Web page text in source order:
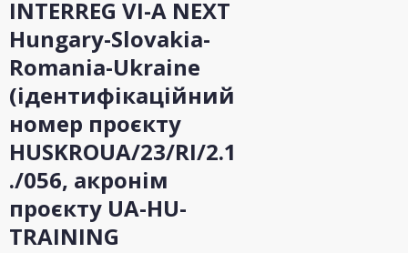
INTERREG VI-A NEXT
Hungary-Slovakia-
Romania-Ukraine
(ідентифікаційний
номер проєкту
HUSKROUA/23/RI/2.1
./056, акронім
проєкту UA-HU-
TRAINING